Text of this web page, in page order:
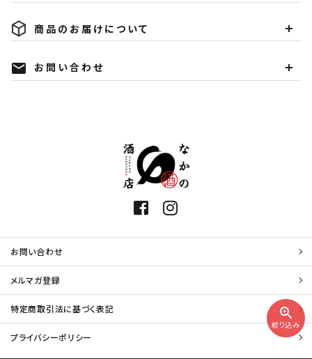
zoom_in
絞り込み
商品のお届けについて
mail お問い合わせ
お問い合わせ
メルマガ登録
特定商取引法に基づく表記
プライバシーポリシー